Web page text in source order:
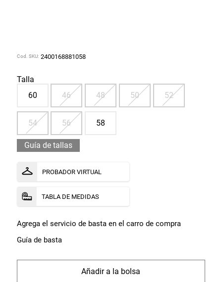
Cod. SKU: 2400168881058
Talla
60
46 48 50 52
54 56 58
Guía de tallas
PROBADOR VIRTUAL
TABLA DE MEDIDAS
Agrega el servicio de basta en el carro de compra
Guía de basta
comprar